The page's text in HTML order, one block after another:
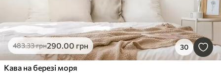
483.33грн290.00 грн 30
Кава на березі моря